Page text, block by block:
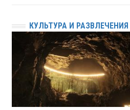
КУЛЬТУРА И РАЗВЛЕЧЕНИЯ